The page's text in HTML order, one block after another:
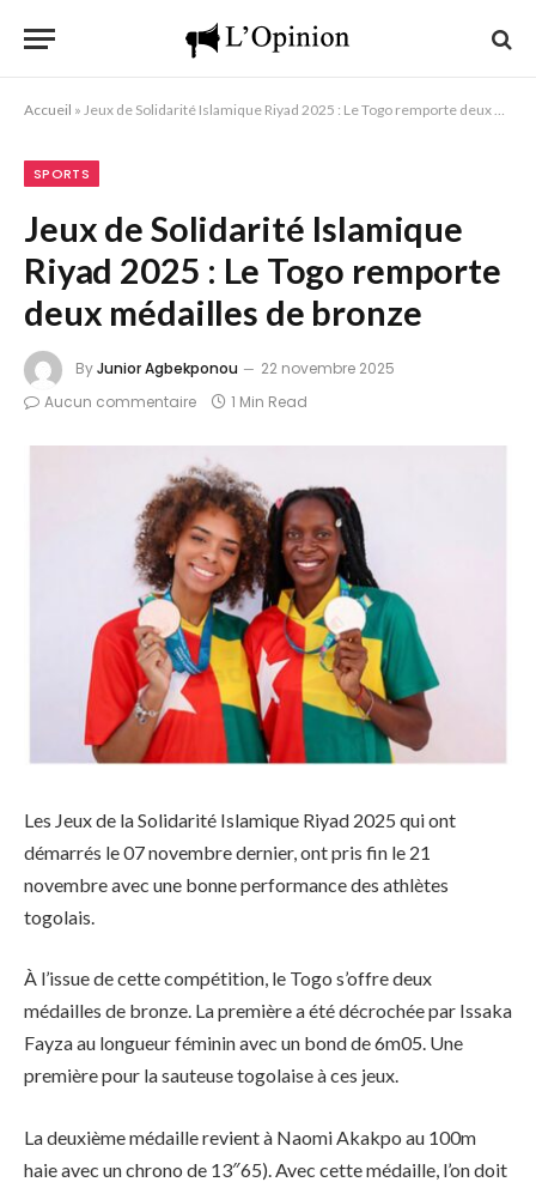
Accueil » Jeux de Solidarité Islamique Riyad 2025 : Le Togo remporte deux médailles de bronze
SPORTS
Jeux de Solidarité Islamique
Riyad 2025 : Le Togo remporte
deux médailles de bronze
ByJunior Agbekponou
22 novembre 2025
Aucun commentaire
1 Min Read
Les Jeux de la Solidarité Islamique Riyad 2025 qui ont
démarrés le 07 novembre dernier, ont pris fin le 21
novembre avec une bonne performance des athlètes
togolais.
À l’issue de cette compétition, le Togo s’offre deux
médailles de bronze. La première a été décrochée par Issaka
Fayza au longueur féminin avec un bond de 6m05. Une
première pour la sauteuse togolaise à ces jeux.
La deuxième médaille revient à Naomi Akakpo au 100m
haie avec un chrono de 13″65). Avec cette médaille, l’on doit